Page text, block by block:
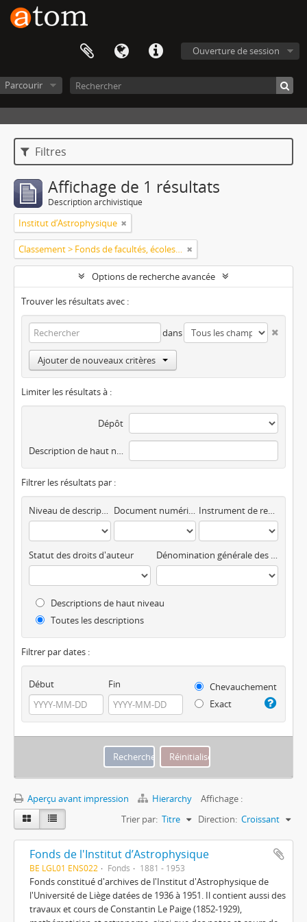
Ouverture de session
Parcourir
Filtres
Affichage de 1 résultats
Description archivistique
Institut d’Astrophysique
Classement > Fonds de facultés, écoles, départements, instituts
Options de recherche avancée
Trouver les résultats avec :
dans
Ajouter de nouveaux critères
Limiter les résultats à :
Dépôt
Description de haut niveau
Filtrer les résultats par :
Niveau de description Document numérique disponible Instrument de recherche
Statut des droits d'auteur Dénomination générale des documents
Descriptions de haut niveau
Toutes les descriptions
Filtrer par dates :
Début Fin
Chevauchement
Exact
Aperçu avant impression Hierarchy
Affichage :
Trier par: Titre Direction: Croissant
Fonds de l'Institut d’Astrophysique
BE LGL01 ENS022 Fonds 1881 - 1953
Fonds constitué d'archives de l'Institut d'Astrophysique de
l'Université de Liège datées de 1936 à 1951. Il contient aussi des
travaux et cours de Constantin Le Paige (1852-1929),